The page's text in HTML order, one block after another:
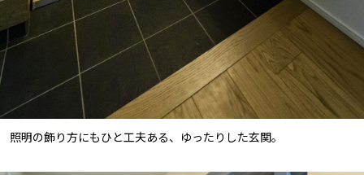
照明の飾り方にもひと工夫ある、ゆったりした玄関。